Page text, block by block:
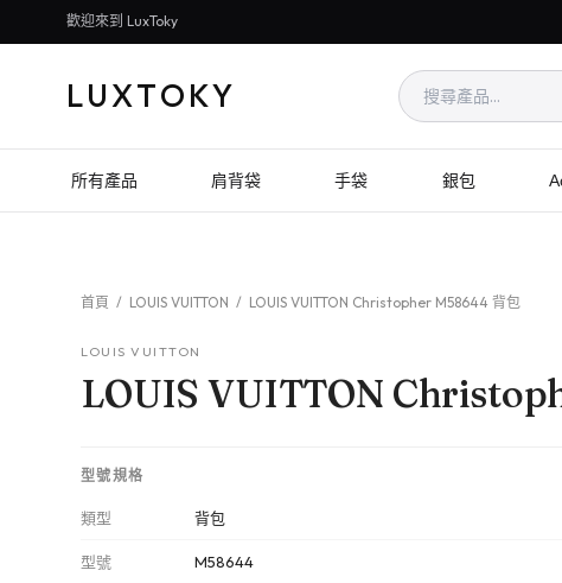
歡迎來到 LuxToky
LUXTOKY
所有產品 肩背袋 手袋 銀包
首頁 / LOUIS VUITTON / LOUIS VUITTON Christopher M58644 背包
LOUIS VUITTON
LOUIS VUITTON
型號規格
類型 背包
型號 M58644